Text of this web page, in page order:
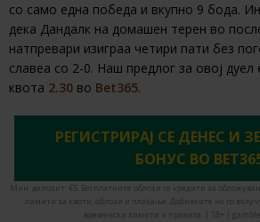
со само една победа и вкупно 9 бода.
дека Дандалк на домашен терен во
натпревари изиграа четири пати без
славеа со 2-0. Наш предлог за овој дуел
квота 2.30 во Bet365.
РЕГИСТРИРАЈ СЕ ДЕНЕС И
БОНУС ВО
Мин. депозит: €5. Бесплатните облози се кредити за
лимити за квоти, облози и плаќање. Добивките не го
временски лимити и правила. | 18+ |